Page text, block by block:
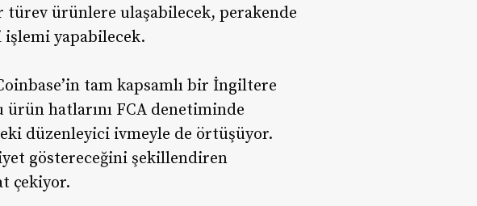
türev ürünlere ulaşabilecek, perakende
yapabilecek.
tam kapsamlı bir İngiltere
ürün hatlarını FCA denetiminde
düzenleyici ivmeyle de örtüşüyor.
göstereceğini şekillendiren
çekiyor.